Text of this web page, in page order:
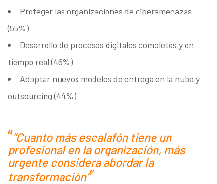
Proteger las organizaciones de ciberamenazas
(55%)
Desarrollo de procesos digitales completos y en
tiempo real (46%)
Adoptar nuevos modelos de entrega en la nube y
outsourcing (44%).
“Cuanto más escalafón tiene un
profesional en la organización, más
urgente considera abordar la
transformación”